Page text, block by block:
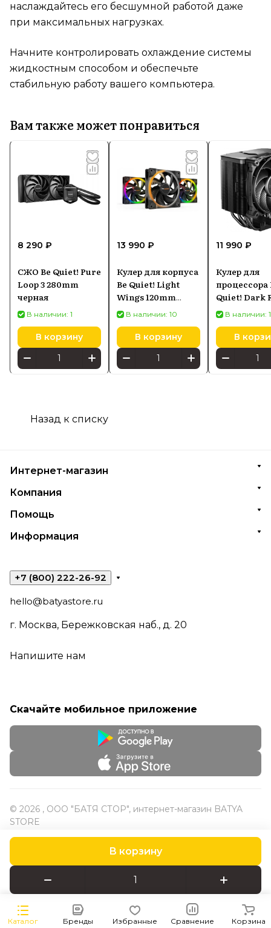
В корзину
наслаждайтесь его бесшумной работой даже
при максимальных нагрузках.
Начните контролировать охлаждение системы
жидкостным способом и обеспечьте
стабильную работу вашего компьютера.
Вам также может понравиться
8 290 ₽
СЖО Be Quiet! Pure
Loop 3 280mm
черная
В наличии: 1
В корзину
13 990 ₽
Кулер для корпуса
Be Quiet! Light
Wings 120mm
ARGBВ наличии: 10
В корзину
11 990 ₽
Кулер для
процессора
Quiet! Dark
В наличии:
В
Назад к списку
Каталог Бренды Избранные Сравнение Корзина
Интернет-магазин
Компания
Помощь
Информация
+7 (800) 222-26-92
hello@batyastore.ru
г. Москва, Бережковская наб., д. 20
Напишите нам
Скачайте мобильное приложение
© 2026 , ООО "БАТЯ СТОР", интернет-магазин BATYA
STORE
Конфиденциальность Оферта